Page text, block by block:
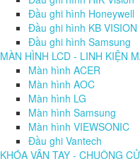
Đầu ghi hình Honeywell
Đầu ghi hình KB VISION
Đầu ghi hình Samsung
MÀN HÌNH LCD - LINH KIỆN
Màn hình ACER
Màn hình AOC
Màn hình LG
Màn hình Samsung
Màn hình VIEWSONIC
Đầu ghi Vantech
KHÓA VÂN TAY - CHUÔNG